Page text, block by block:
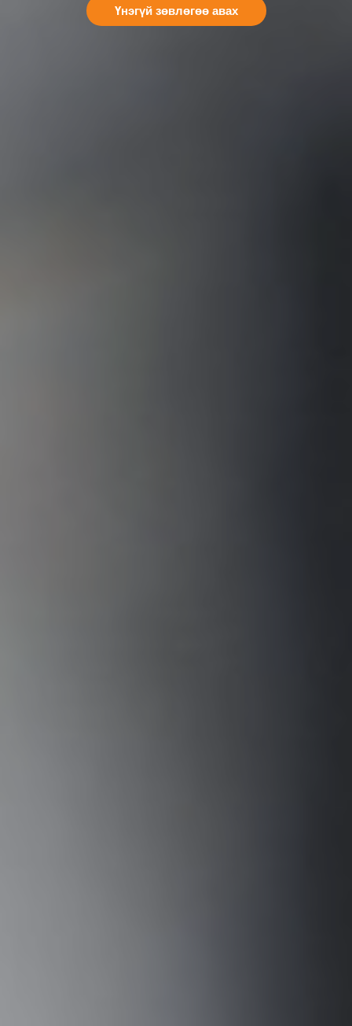
Үнэгүй зөвлөгөө авах